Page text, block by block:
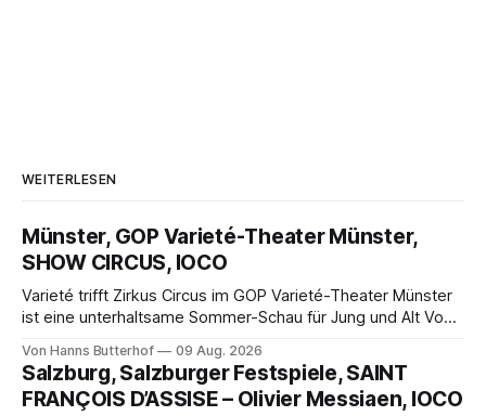
WEITERLESEN
Münster, GOP Varieté-Theater Münster,
SHOW CIRCUS, IOCO
Varieté trifft Zirkus Circus im GOP Varieté-Theater Münster
ist eine unterhaltsame Sommer-Schau für Jung und Alt Von
Münster der Vorhang zur neuen Show Circus hebt, erkundet
wohl auch eine junge Frau, wie es ist, wenn der Zirkus ins
Varieté kommt.
Von Hanns Butterhof 09 Aug. 2026
Salzburg, Salzburger Festspiele, SAINT
FRANÇOIS D’ASSISE – Olivier Messiaen, IOCO